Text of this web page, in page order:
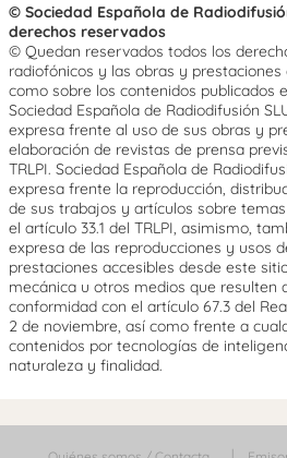
© Sociedad Española de
derechos reservados
© Quedan reservados todos los
radiofónicos y las obras y
como sobre los contenidos publicados
Sociedad Española de Radiodifusión
expresa frente al uso de sus obras y
elaboración de revistas de prensa
TRLPI. Sociedad Española de
expresa frente la reproducción,
de sus trabajos y artículos sobre
el artículo 33.1 del TRLPI, asimismo,
expresa de las reproducciones y usos
prestaciones accesibles desde este
mecánica u otros medios que resulten
conformidad con el artículo 67.3 del
2 de noviembre, así como frente a
contenidos por tecnologías de
naturaleza y finalidad.